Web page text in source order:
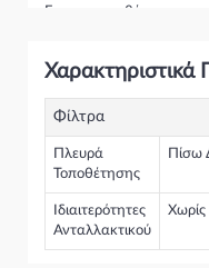
Για την τοποθέτηση του
ανταλλακτικό ταιριάζει
καθώς διαθέτουμε
& Αμορτισέρ Ανύψωσης
Χαρακτηριστικά
Φίλτρα
Πλευρά
Τοποθέτησης
Πίσω
Ιδιαιτερότητες
Ανταλλακτικού